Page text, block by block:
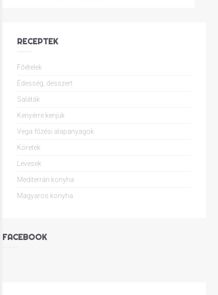
RECEPTEK
Főételek
Édesség, desszert
Saláták
Kenyérre kenjük
Vega főzési alapanyagok
Köretek
Levesek
Mediterrán konyha
Magyaros konyha
FACEBOOK